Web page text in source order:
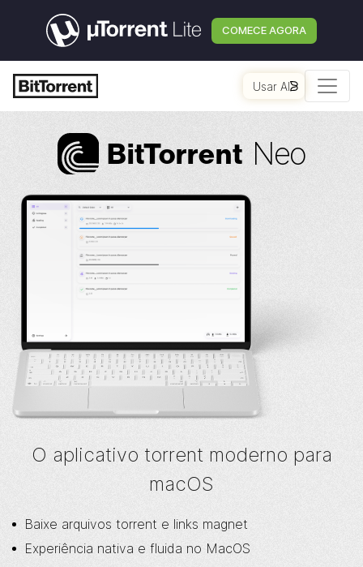
COMECE AGORA
Usar AI
BitTorrent Neo
O aplicativo torrent moderno para
macOS
Baixe arquivos torrent e links magnet
Experiência nativa e fluida no MacOS